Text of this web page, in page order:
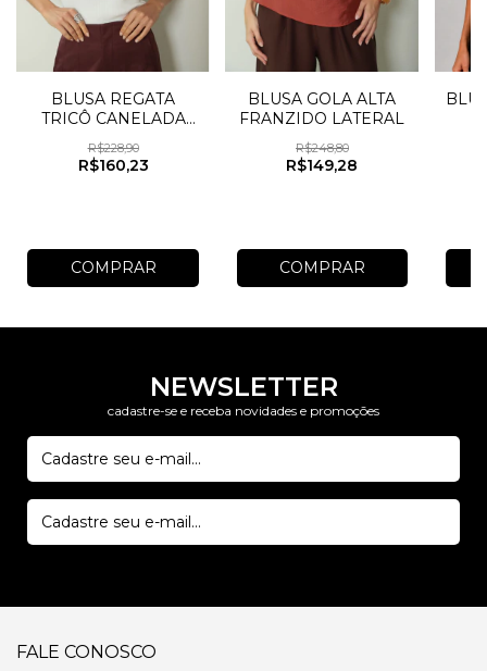
BLUSA REGATA
TRICÔ CANELADA
DETALHE EM
ONDAS
R$228,90
R$160,23
COMPRAR
BLUSA GOLA ALTA
FRANZIDO LATERAL
R$248,80
R$149,28
COMPRAR
NEWSLETTER
cadastre-se e receba novidades e promoções
FALE CONOSCO